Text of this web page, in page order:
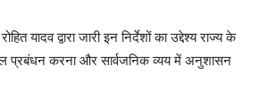
यादव द्वारा जारी इन निर्देशों का उद्देश्य राज्य के
प्रबंधन करना और सार्वजनिक व्यय में अनुशासन